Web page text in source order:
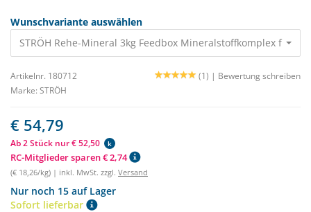
Wunschvariante auswählen
STRÖH Rehe-Mineral 3kg Feedbox Mineralstoffkomplex für
Artikelnr. 180712 (1) | Bewertung schreiben
Marke: STRÖH
€ 54,79
Ab 2 Stück nur € 52,50 k
RC-Mitglieder sparen € 2,74
(€ 18,26/kg) | inkl. MwSt. zzgl. Versand
Nur noch 15 auf Lager
Sofort lieferbar